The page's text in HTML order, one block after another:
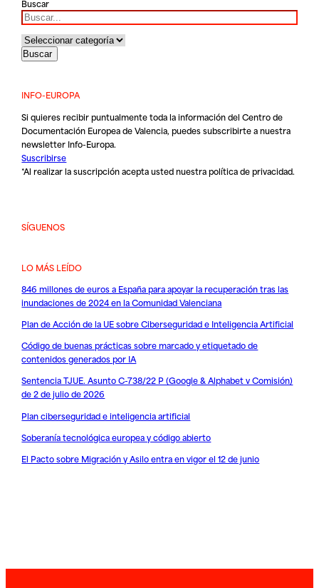
Buscar
INFO-EUROPA
Si quieres recibir puntualmente toda la información del Centro de
Documentación Europea de Valencia, puedes subscribirte a nuestra
newsletter Info-Europa.
Suscribirse
*Al realizar la suscripción acepta usted nuestrapolítica de privacidad.
SÍGUENOS
LO MÁS LEÍDO
846 millones de euros a España para apoyar la recuperación tras las
inundaciones de 2024 en la Comunidad Valenciana
Plan de Acción de la UE sobre Ciberseguridad e Inteligencia Artificial
Código de buenas prácticas sobre marcado y etiquetado de
contenidos generados por IA
Sentencia TJUE. Asunto C-738/22 P (Google & Alphabet v Comisión)
de 2 de julio de 2026
Plan ciberseguridad e inteligencia artificial
Soberanía tecnológica europea y código abierto
El Pacto sobre Migración y Asilo entra en vigor el 12 de junio